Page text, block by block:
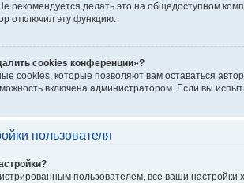
рекомендуется делать это на общедоступном
отключил эту функцию.
cookies конференции»?
cookies, которые позволяют вам оставаться
включена администратором. Если вы
пользователя
пользователем, все ваши